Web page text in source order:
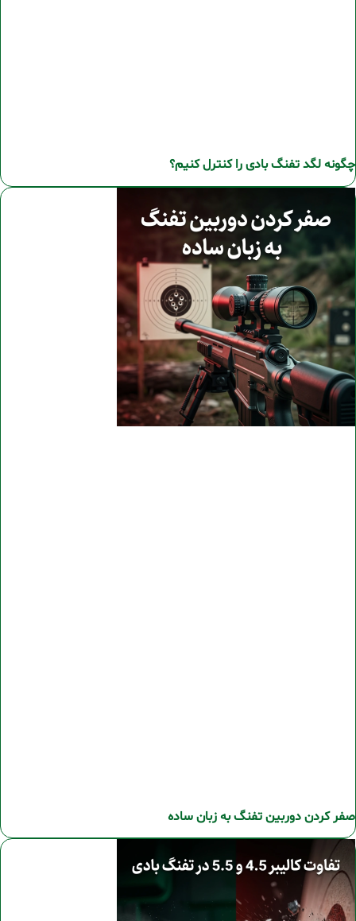
چگونه لگد تفنگ بادی را کنترل کنیم؟
صفر کردن دوربین تفنگ به زبان ساده